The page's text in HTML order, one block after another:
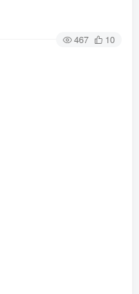
467 10